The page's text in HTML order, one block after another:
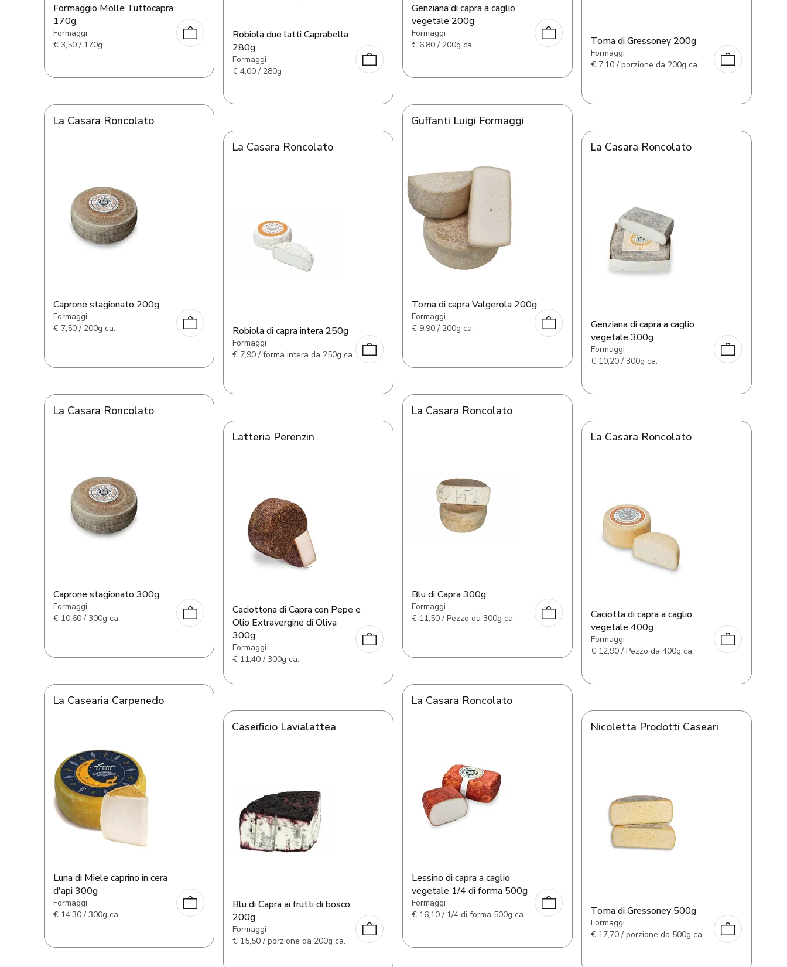
Formaggio Molle Tuttocapra
170g
Formaggi
€ 3,50 / 170g
Robiola due latti Caprabella
280g
Formaggi
€ 4,00 / 280g
Genziana di capra a caglio
vegetale 200g
Formaggi
€ 6,80 / 200g ca. Toma di Gressoney 200g
Formaggi
€ 7,10 / porzione da 200g ca.
La Casara Roncolato
Caprone stagionato 200g
Formaggi
€ 7,50 / 200g ca.
La Casara Roncolato
Robiola di capra intera 250g
Formaggi
€ 7,90 / forma intera da 250g ca.
Guffanti Luigi Formaggi
Toma di capra Valgerola 200g
Formaggi
€ 9,90 / 200g ca.
La Casara Roncolato
Genziana di capra a caglio
vegetale 300g
Formaggi
€ 10,20 / 300g ca.
La Casara Roncolato
Caprone stagionato 300g
Formaggi
€ 10,60 / 300g ca.
Latteria Perenzin
Caciottona di Capra con Pepe e
Olio Extravergine di Oliva
300g
Formaggi
€ 11,40 / 300g ca.
La Casara Roncolato
Blu di Capra 300g
Formaggi
€ 11,50 / Pezzo da 300g ca.
La Casara Roncolato
Caciotta di capra a caglio
vegetale 400g
Formaggi
€ 12,90 / Pezzo da 400g ca.
La Casearia Carpenedo
Luna di Miele caprino in cera
d'api 300g
Formaggi
€ 14,30 / 300g ca.
Caseificio Lavialattea
Blu di Capra ai frutti di bosco
200g
Formaggi
€ 15,50 / porzione da 200g ca.
La Casara Roncolato
Lessino di capra a caglio
vegetale 1/4 di forma 500g
Formaggi
€ 16,10 / 1/4 di forma 500g ca.
Nicoletta Prodotti Caseari
Toma di Gressoney 500g
Formaggi
€ 17,70 / porzione da 500g ca.